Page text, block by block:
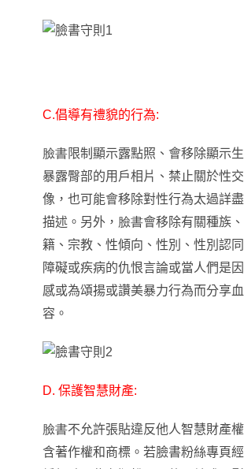
C.倡導有禮貌的行為:
臉書限制顯示露點照、會移除顯示
暴露臀部的用戶相片、禁止關於性
像，也可能會移除對性行為太過詳
描述。另外 ， 臉書會移除有關種族
籍、宗教、性傾向、性別、性別認
障礙或疾病的仇恨言論或當人們是
感或為頌揚或讚美暴力行為而分享
容。
D. 保護智慧財產:
臉書不允許張貼違反他人智慧財產
含著作權和商標。若臉書粉絲專頁